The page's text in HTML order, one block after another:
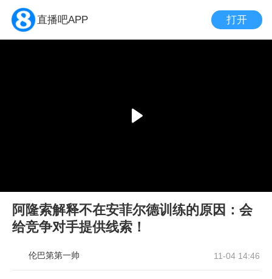
直播吧APP 打开
阿隆索解释不在安菲尔德训练的原因：会
给竞争对手提供线索！
伦巴第第一帅 11-04 14:46